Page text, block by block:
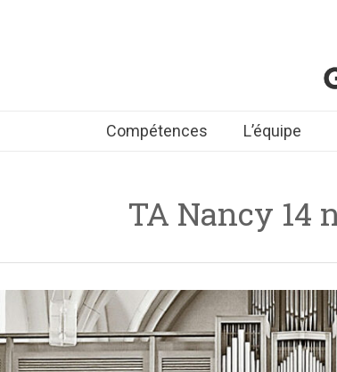
Compétences L’équipe
TA Nancy 14